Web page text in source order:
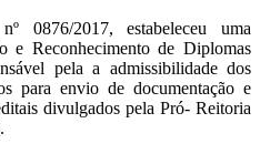
0876/2017, estabeleceu uma
e Reconhecimento de Diplomas
pela a admissibilidade dos
para envio de documentação e
divulgados pela Pró- Reitoria